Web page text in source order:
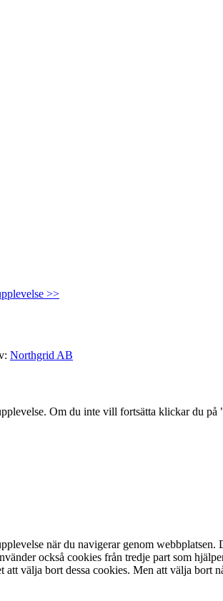
>>
Northgrid AB
Om du inte vill fortsätta klickar du
när du navigerar genom
också cookies från tredje part som
välja bort dessa cookies. Men att välja bort